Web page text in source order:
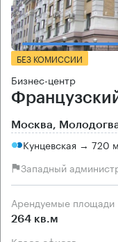
БЕЗ КОМИССИИ
Бизнес-центр
Москва,
Кунцевская → 720 м
Западный
Арендуемые площади
264 кв.м